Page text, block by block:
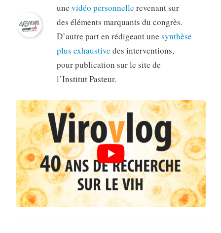
unevidéo personnelle revenant sur
des éléments marquants du congrès.
D’autre part en rédigeant unesynthèse
plus exhaustive des interventions,
pour publication sur le site de
l’Institut Pasteur.